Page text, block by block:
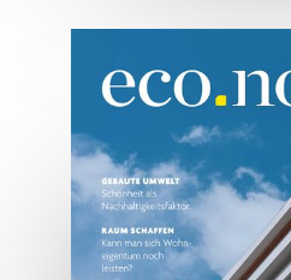
07/
Tirols Top 500